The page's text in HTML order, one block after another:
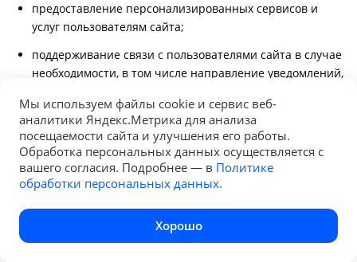
предоставление персонализированных сервисов и
услуг пользователям сайта;
поддерживание связи с пользователями сайта в случае
необходимости, в том числе направление уведомлений,
сервисов, оказанием услуг, а также обработка запросов
и заявок от пользователей;
улучшение работы сайта;
В целях исполнения возложенных на Общество
обязанностей, Общество вправе в установленном
порядке поручать обработку персональных данных
третьим лицам.
Мы используем файлы cookie и сервис веб-
аналитики Яндекс.Метрика для анализа
посещаемости сайта и улучшения его работы.
Обработка персональных данных осуществляется с
вашего согласия. Подробнее — в Политике
обработки персональных данных.
Хорошо